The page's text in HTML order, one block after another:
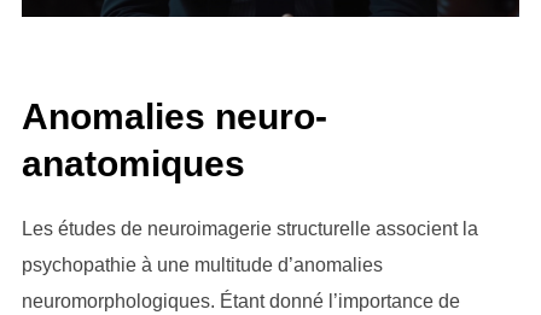
Anomalies neuro-
anatomiques
Les études de neuroimagerie structurelle associent la
psychopathie à une multitude d’anomalies
neuromorphologiques. Étant donné l’importance de